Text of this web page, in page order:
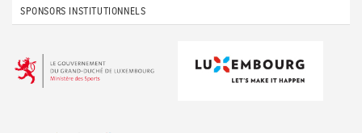
SPONSORS INSTITUTIONNELS